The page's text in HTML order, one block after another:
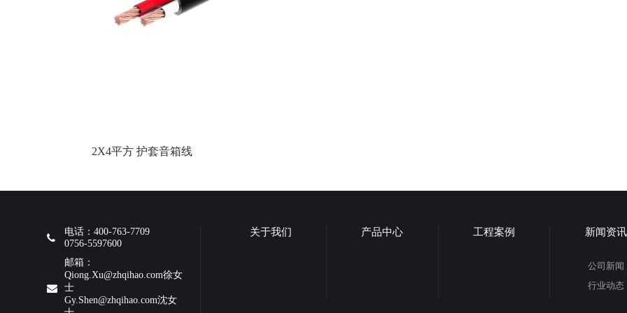
2X4平方 护套音箱线
电话：400-763-7709
0756-5597600
邮箱：
Qiong.Xu@zhqihao.com徐女
士
Gy.Shen@zhqihao.com沈女
关于我们 产品中心 工程案例 新闻资讯
公司新闻
行业动态